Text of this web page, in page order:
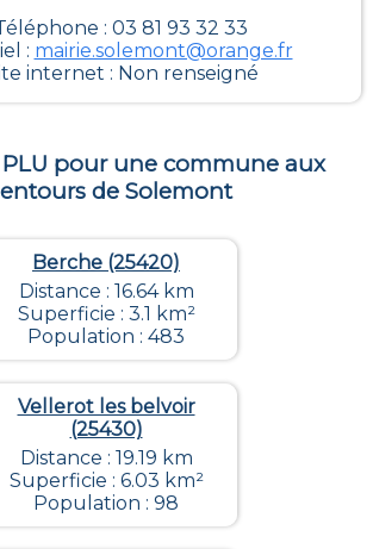
: 03 81 93 32 33
: mairie.solemont@orange.fr
internet : Non renseigné
pour une commune aux
de Solemont
Berche (25420)
Distance : 16.64 km
Superficie : 3.1 km²
Population : 483
Vellerot les belvoir
(25430)
Distance : 19.19 km
Superficie : 6.03 km²
Population : 98